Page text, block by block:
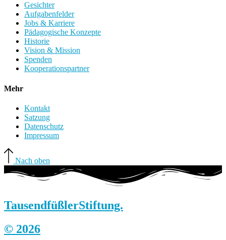
Gesichter
Aufgabenfelder
Jobs & Karriere
Pädagogische Konzepte
Historie
Vision & Mission
Spenden
Kooperationspartner
Mehr
Kontakt
Satzung
Datenschutz
Impressum
Nach oben
TausendfüßlerStiftung.
© 2026